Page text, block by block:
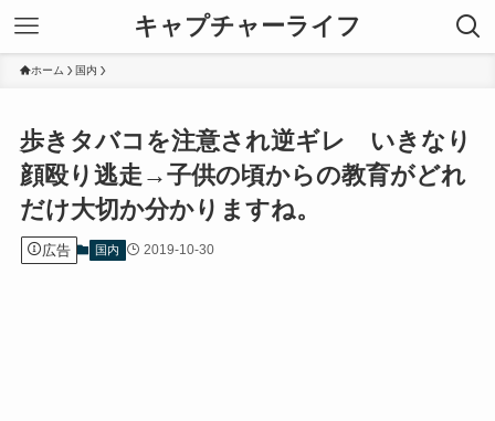
キャプチャーライフ
ホーム 国内
歩きタバコを注意され逆ギレ いきなり
顔殴り逃走→子供の頃からの教育がどれ
だけ大切か分かりますね。
広告 国内 2019-10-30